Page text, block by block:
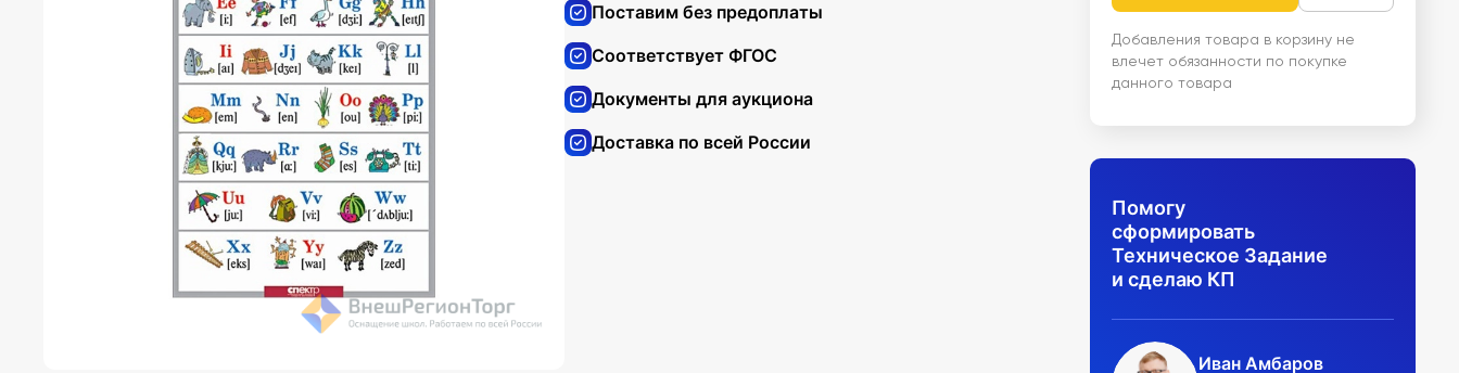
Поставим без предоплаты
Соответствует ФГОС
Документы для аукциона
Доставка по всей России
Добавления товара в корзину не
влечет обязанности по покупке
данного товара
Помогу
сформировать
Техническое Задание
и сделаю КП
Иван Амбаров